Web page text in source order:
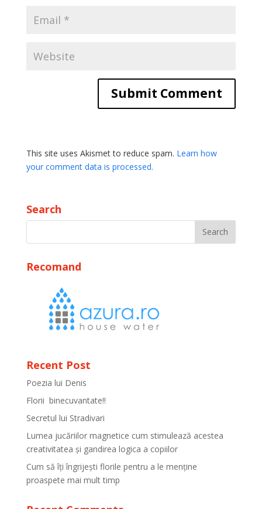
This site uses Akismet to reduce spam. Learn how
your comment data is processed.
Search
Recomand
Recent Post
Poezia lui Denis
Florii binecuvantate!!
Secretul lui Stradivari
Lumea jucăriilor magnetice cum stimulează acestea
creativitatea și gandirea logica a copiilor
Cum să îți îngrijești florile pentru a le menține
proaspete mai mult timp